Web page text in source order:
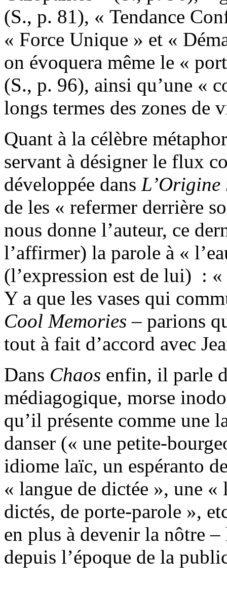
(S., p. 81), « Tendance
« Force Unique » et «
on évoquera même le «
(S., p. 96), ainsi qu’une «
longs termes des zones
Quant à la célèbre
servant à désigner le flux
développée dans L’Origine
de les « refermer derrière
nous donne l’auteur, ce
l’affirmer) la parole à «
(l’expression est de lui) :
Y a que les vases qui
Cool Memories – parions
tout à fait d’accord avec
Dans Chaos enfin, il parle
médiagogique, morse
qu’il présente comme une
danser (« une petite-
idiome laïc, un espéranto
« langue de dictée », une «
dictés, de porte-parole »,
en plus à devenir la nôtre –
depuis l’époque de la